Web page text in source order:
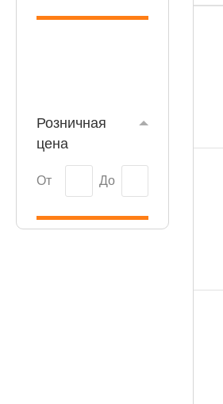
Розничная
цена
От До